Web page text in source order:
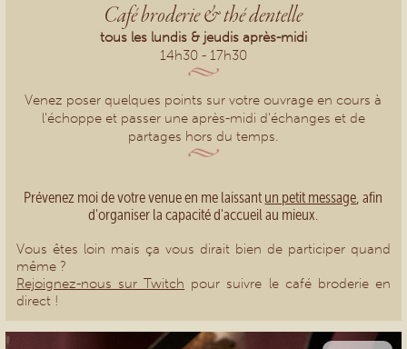
Café broderie & thé dentelle
tous les lundis & jeudis après-midi
14h30 - 17h30
Venez poser quelques points sur votre ouvrage en cours à
l'échoppe et passer une après-midi d'échanges et de
partages hors du temps.
Prévenez moi de votre venue en me laissant un petit message, afin
d'organiser la capacité d'accueil au mieux.
Vous êtes loin mais ça vous dirait bien de participer quand
même ?
Rejoignez-nous sur Twitch pour suivre le café broderie en
direct !